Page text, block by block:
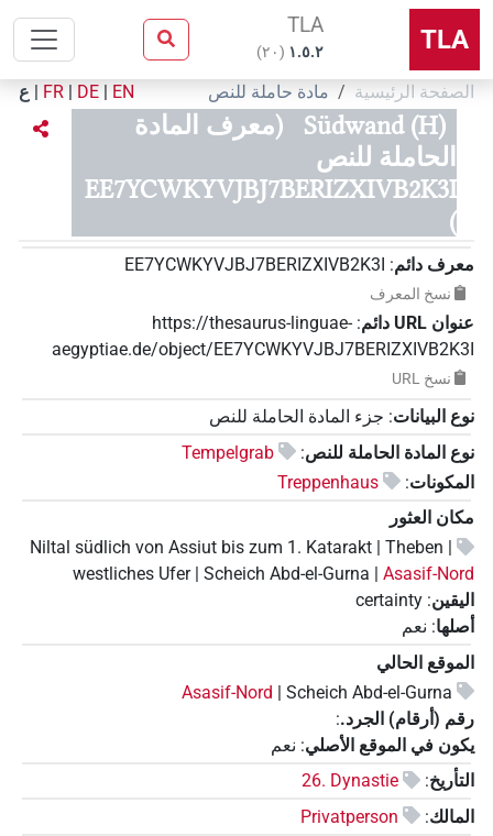
TLA
TLA
۱.٥.٢ (٢٠)
الصفحة الرئيسية مادة حاملة للنص EN
|
DE
|
FR
| ع
Südwand (H)
(معرف المادة
الحاملة للنص
EE7YCWKYVJBJ7BERIZXIVB2K3I
)
معرف دائم:
EE7YCWKYVJBJ7BERIZXIVB2K3I
نسخ المعرف
عنوان‏ ‏URL‏ دائم :
https://thesaurus-linguae-
aegyptiae.de/object/EE7YCWKYVJBJ7BERIZXIVB2K3I
نسخ‏ ‏URL
نوع البيانات: جزء المادة الحاملة للنص
نوع المادة الحاملة للنص:
Tempelgrab
المكونات:
Treppenhaus
مكان العثور
Niltal südlich von Assiut bis zum 1. Katarakt | Theben |
westliches Ufer | Scheich Abd-el-Gurna | Asasif-Nord
اليقين:
certainty
أصلها: نعم
الموقع الحالي
Scheich Abd-el-Gurna |
Asasif-Nord
رقم (أرقام) الجرد.:
يكون في الموقع الأصلي: نعم
التأريخ:
26. Dynastie
المالك:
Privatperson